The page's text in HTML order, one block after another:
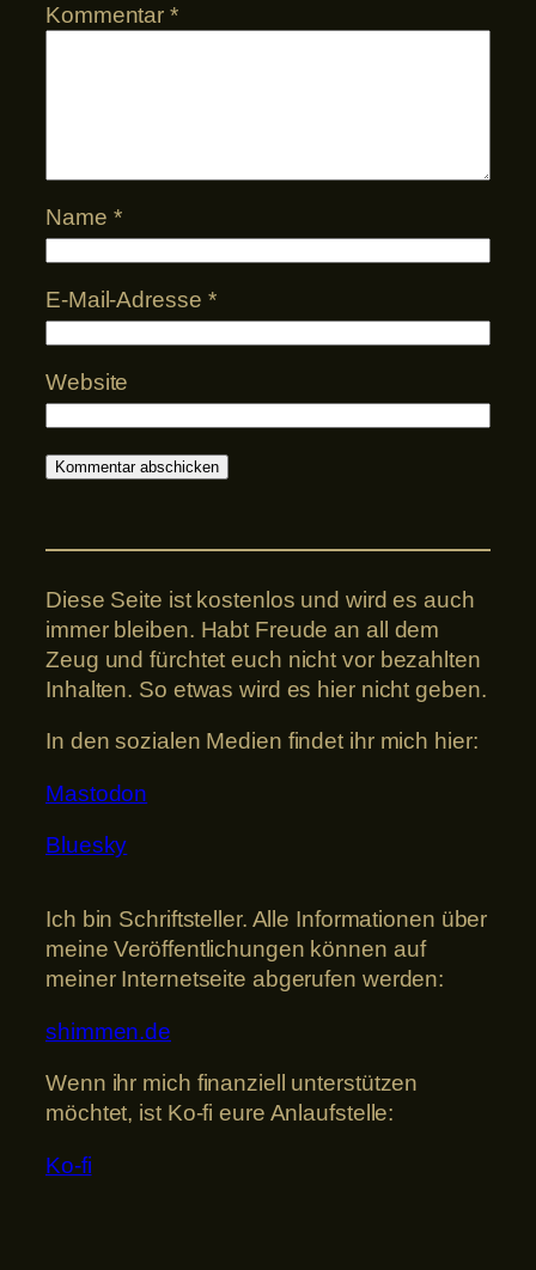
Kommentar*
Name *
E-Mail-Adresse *
Website
Diese Seite ist kostenlos und wird es auch
immer bleiben. Habt Freude an all dem
Zeug und fürchtet euch nicht vor bezahlten
Inhalten. So etwas wird es hier nicht geben.
In den sozialen Medien findet ihr mich hier:
Mastodon
Bluesky
Ich bin Schriftsteller. Alle Informationen über
meine Veröffentlichungen können auf
meiner Internetseite abgerufen werden:
shimmen.de
Wenn ihr mich finanziell unterstützen
möchtet, ist Ko-fi eure Anlaufstelle:
Ko-fi